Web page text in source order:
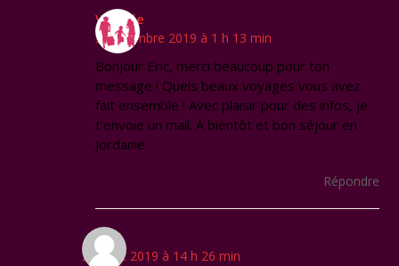
Virginie
5 novembre 2019 à 1 h 13 min
Bonjour Eric, merci beaucoup pour ton
message ! Quels beaux voyages vous avez
fait ensemble ! Avec plaisir pour des infos, je
t’envoie un mail. A bientôt et bon séjour en
Jordanie
Répondre
gioan
23 août 2019 à 14 h 26 min